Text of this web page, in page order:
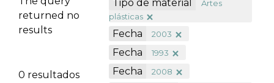
returned no
results
0 resultados
Tipo de material
Artes
plásticas
Fecha 2003
Fecha 1993
Fecha 2008